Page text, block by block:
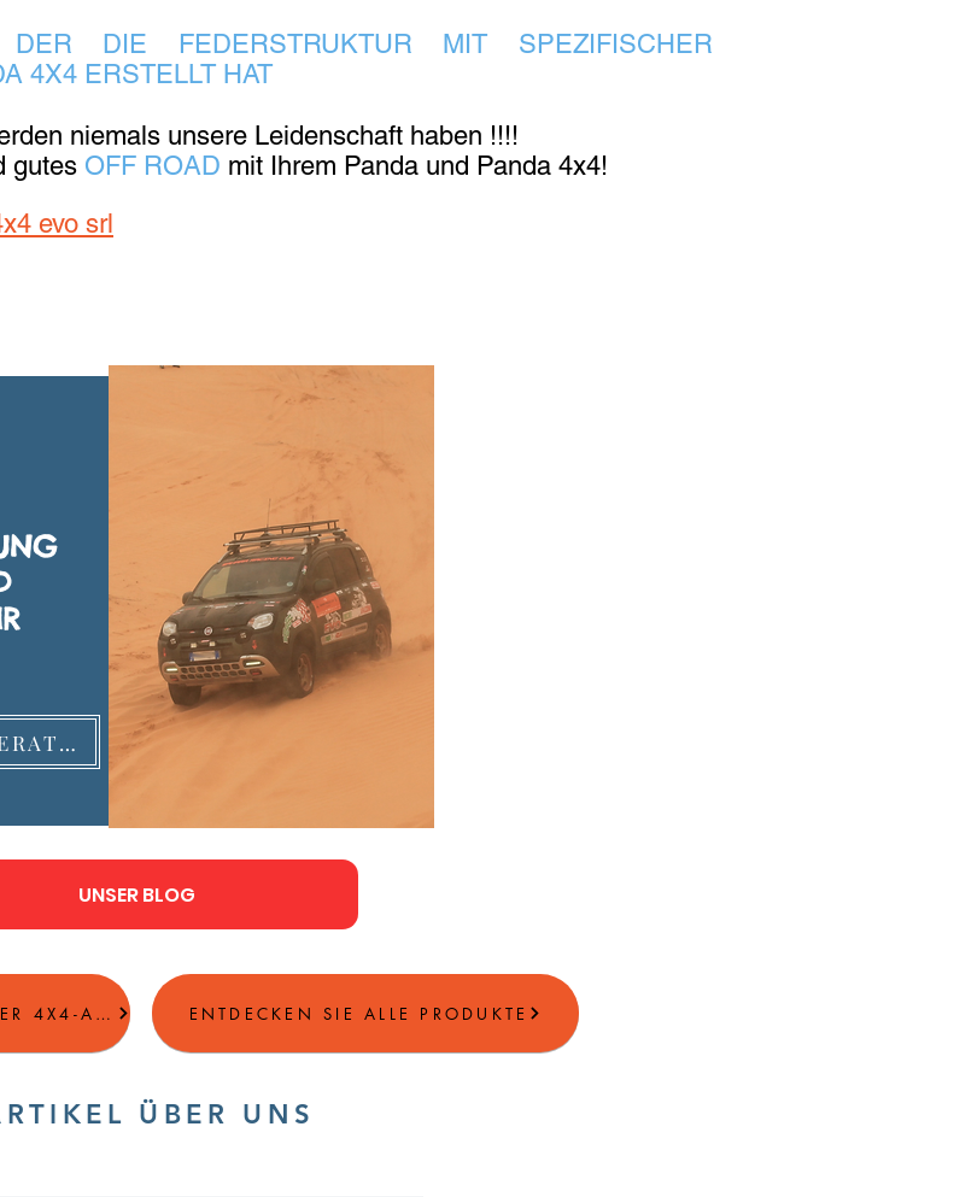
DIE FEDERSTRUKTUR MIT SPEZIFISCHER
4X4 ERSTELLT HAT
niemals unsere Leidenschaft haben !!!!
gutes OFF ROAD mit Ihrem Panda und Panda 4x4!
evo srl
GEHE ZU BERATUNG
UNSER BLOG
ENTDECKEN SIE DIE WELT DER 4X4-AUFZÜGE ENTDECKEN SIE ALLE PRODUKTE
ÜBER UNS